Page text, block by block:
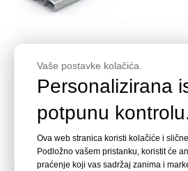
spajalice za ured i školu
Raspitajte se
Imamo cijeli asortiman svih aktualnih
fine žice namijenjenih za uredsku,
Vaše postavke kolačića.
Personalizirana
potpunu
Ova web stranica koristi kolačiće i
Podložno vašem pristanku, koristit će
praćenje koji vas sadržaj zanima i